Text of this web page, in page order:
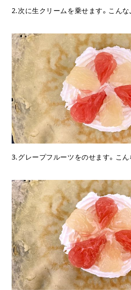
2.次に生クリームを乗せます。こんな
3.グレープフルーツをのせます。こん